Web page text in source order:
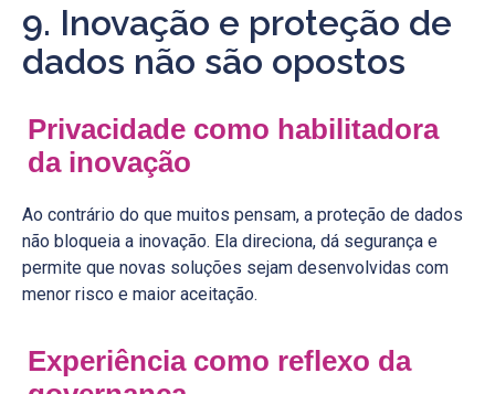
9. Inovação e proteção de
dados não são opostos
Privacidade como habilitadora
da inovação
Ao contrário do que muitos pensam, a proteção de dados
não bloqueia a inovação. Ela direciona, dá segurança e
permite que novas soluções sejam desenvolvidas com
menor risco e maior aceitação.
Experiência como reflexo da